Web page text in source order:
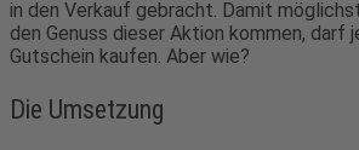
in den Verkauf gebracht. Damit
den Genuss dieser Aktion kommen, darf
Gutschein kaufen. Aber wie?
Die Umsetzung